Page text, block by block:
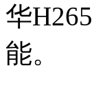
华
能。